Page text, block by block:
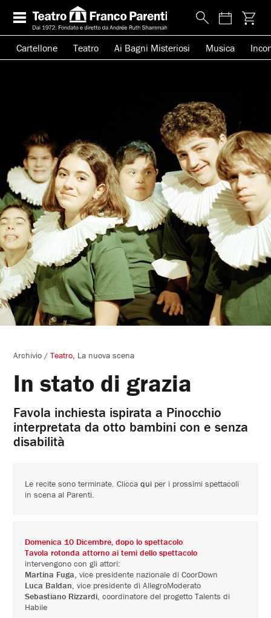
Cartellone Teatro Ai Bagni Misteriosi Musica
Archivio /Teatro La nuova scena
In stato di grazia
Favola inchiesta ispirata a Pinocchio
interpretata da otto bambini con e senza
disabilità
Le recite sono terminate. Cliccaqui per i prossimi spettacoli
in scena al Parenti.
Domenica 10 Dicembre, dopo lo spettacolo
Tavola rotonda attorno ai temi dello spettacolo
intervengono con gli attori:
Martina Fuga , vice presidente nazionale di CoorDown
Luca Baldan , vice presidente di AllegroModerato
Sebastiano Rizzardi , coordinatore del progetto Talents di
Habile